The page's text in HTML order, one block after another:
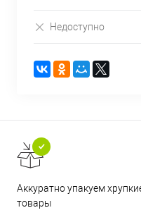
Недоступно
Аккуратно упакуем
товары